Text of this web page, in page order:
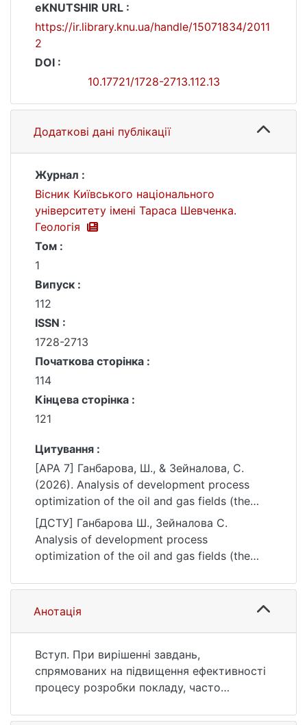
eKNUTSHIR URL :
https://ir.library.knu.ua/handle/15071834/2011
2
DOI :
10.17721/1728-2713.112.13
Додаткові дані публікації
Журнал :
Вісник Київського національного
університету імені Тараса Шевченка.
Геологія
Том :
1
Випуск :
112
ISSN :
1728-2713
Початкова сторінка :
114
Кінцева сторінка :
121
Цитування :
[APA 7] Ганбарова, Ш., & Зейналова, С.
(2026). Analysis of development process
optimization of the oil and gas fields (the
case of Sangachal-Deniz-Duvanny-Deniz-
Xara-Zira field). Вісник Київського
національного університету імені Тараса
Шевченка. Геологія, 1(112), 114–121.
https://doi.org/10.17721/1728-2713.112.13
[ДСТУ] Ганбарова Ш., Зейналова С.
Analysis of development process
optimization of the oil and gas fields (the
Xara-Zira field). Вісник Київського
національного університету імені Тараса
Шевченка. Геологія. 2026. Vol. 1, no. 112. P.
(date of access: 25.07.2026).
Анотація
Вступ. При вирішенні завдань,
спрямованих на підвищення ефективності
процесу розробки покладу, часто
нафти, а й ступінь і характер вироблення